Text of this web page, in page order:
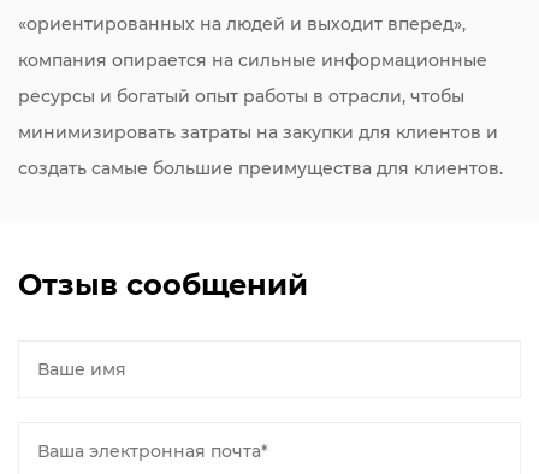
«ориентированных на людей и выходит вперед»,
компания опирается на сильные информационные
ресурсы и богатый опыт работы в отрасли, чтобы
минимизировать затраты на закупки для клиентов и
создать самые большие преимущества для клиентов.
Отзыв сообщений